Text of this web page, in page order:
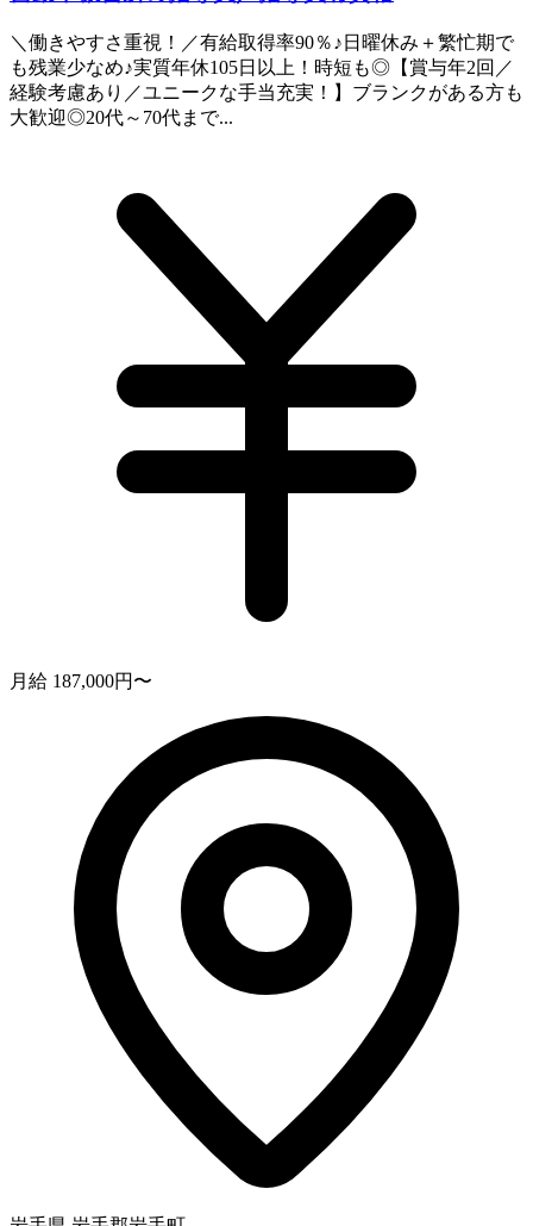
＼働きやすさ重視！／有給取得率90％♪日曜休み＋繁忙期で
も残業少なめ♪実質年休105日以上！時短も◎【賞与年2回／
経験考慮あり／ユニークな手当充実！】ブランクがある方も
大歓迎◎20代～70代まで...
月給 187,000円〜